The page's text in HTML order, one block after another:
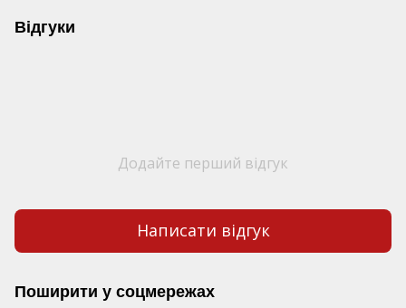
Відгуки
Додайте перший відгук
Написати відгук
Поширити у соцмережах